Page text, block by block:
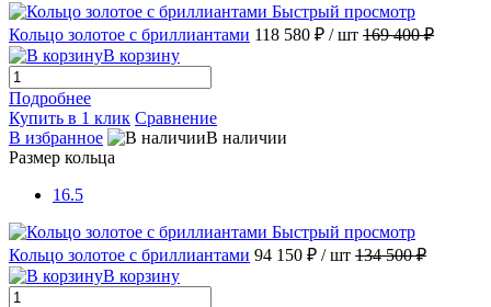
Быстрый просмотр
Кольцо золотое с бриллиантами 118 580 ₽ / шт 169 400 ₽
В корзину
Подробнее
Купить в 1 клик Сравнение
В избранное
В наличии
Размер кольца
16.5
Быстрый просмотр
Кольцо золотое с бриллиантами 94 150 ₽ / шт 134 500 ₽
В корзину